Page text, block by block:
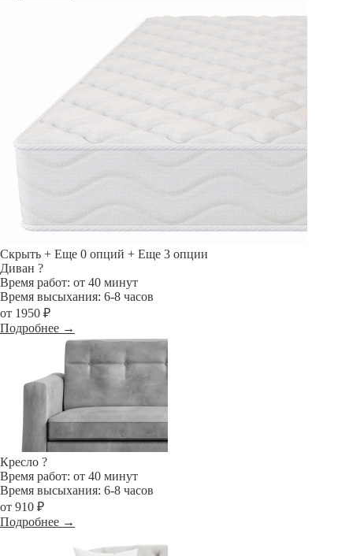
Скрыть + Еще 0 опций + Еще 3 опции
Диван ?
Время работ: от 40 минут
Время высыхания: 6-8 часов
от 1950 ₽
Подробнее →
Кресло ?
Время работ: от 40 минут
Время высыхания: 6-8 часов
от 910 ₽
Подробнее →